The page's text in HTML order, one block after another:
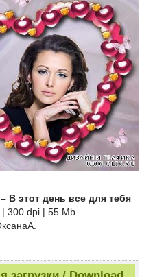
В этот день все для тебя
300 dpi | 55 Mb